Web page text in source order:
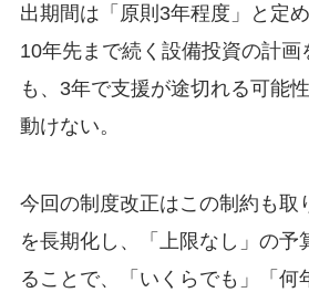
出期間は「原則3年程度」と定
10年先まで続く設備投資の計画
も、3年で支援が途切れる可能
動けない。
今回の制度改正はこの制約も取
を長期化し、「上限なし」の予
ることで、「いくらでも」「何